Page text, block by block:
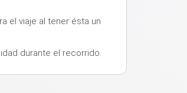
el viaje al tener ésta un
durante el recorrido.